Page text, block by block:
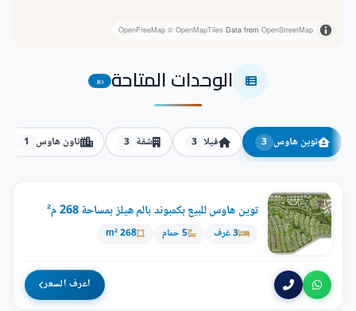
OpenFreeMap © OpenMapTiles Data from OpenStreetMap
الوحدات المتاحة 10
توين هاوس 3 فيلا 3 شقة 3 تاون هاوس 1
توين هاوس للبيع بكمبوند بالم هيلز بمساحة 268 م²
3 غرف 5 حمام 268 m²
اعرف السعر